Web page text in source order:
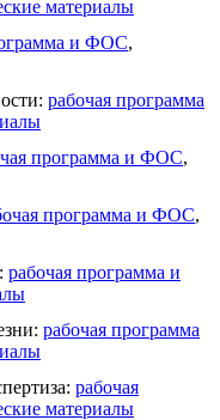
материалы
и ФОС,
рабочая программа
программа и ФОС,
программа и ФОС,
рабочая программа и
рабочая программа
рабочая
материалы